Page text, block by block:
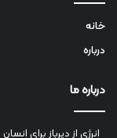
خانه
درباره
درباره ما
انرژي‌ از دیرباز برای